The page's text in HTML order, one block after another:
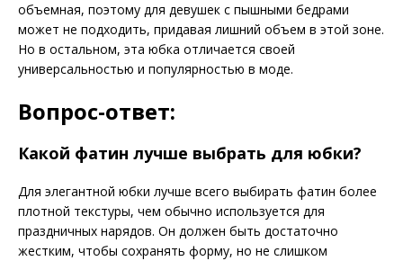
объемная, поэтому для девушек с пышными бедрами
может не подходить, придавая лишний объем в этой зоне.
Но в остальном, эта юбка отличается своей
универсальностью и популярностью в моде.
Вопрос-ответ:
Какой фатин лучше выбрать для юбки?
Для элегантной юбки лучше всего выбирать фатин более
плотной текстуры, чем обычно используется для
праздничных нарядов. Он должен быть достаточно
жестким, чтобы сохранять форму, но не слишком